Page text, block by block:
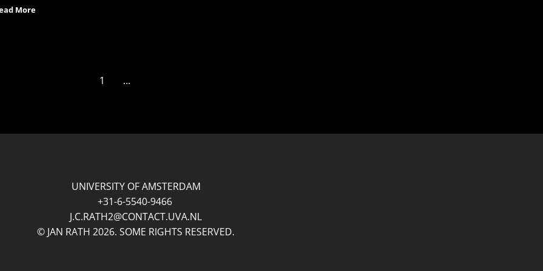
More
1 …
UNIVERSITY OF AMSTERDAM
+31-6-5540-9466
J.C.RATH2@CONTACT.UVA.NL
© JAN RATH 2026. SOME RIGHTS RESERVED.